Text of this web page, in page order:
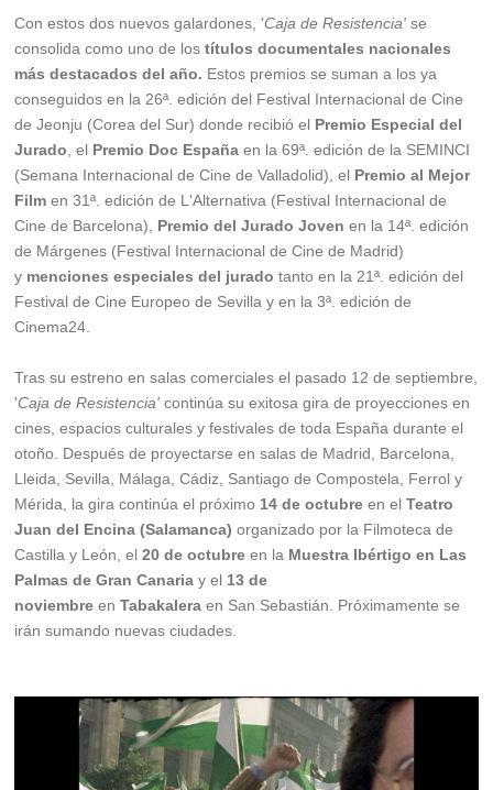
Con estos dos nuevos galardones, 'Caja de Resistencia' se
consolida como uno de lostítulos documentales nacionales
más destacados del año. Estos premios se suman a los ya
conseguidos en la 26ª. edición del Festival Internacional de Cine
de Jeonju (Corea del Sur) donde recibió el Premio Especial del
Jurado , el Premio Doc España en la 69ª. edición de la SEMINCI
(Semana Internacional de Cine de Valladolid), el Premio al Mejor
Film en 31ª. edición de L'Alternativa (Festival Internacional de
Cine de Barcelona), Premio del Jurado Jovenen la 14ª. edición
de Márgenes (Festival Internacional de Cine de Madrid)
y menciones especiales del jurado tanto en la 21ª. edición del
Festival de Cine Europeo de Sevilla y en la 3ª. edición de
Cinema24.
Tras su estreno en salas comerciales el pasado 12 de septiembre,
'Caja de Resistencia' continúa su exitosa gira de proyecciones en
cines, espacios culturales y festivales de toda España durante el
otoño. Después de proyectarse en salas de Madrid, Barcelona,
Lleida, Sevilla, Málaga, Cádiz, Santiago de Compostela, Ferrol y
Mérida, la gira continúa el próximo 14 de octubre en elTeatro
Juan del Encina (Salamanca)organizado por la Filmoteca de
Castilla y León, el20 de octubre en la Muestra Ibértigo en Las
Palmas de Gran Canaria y el 13 de
noviembreenTabakaleraen San Sebastián. Próximamente se
irán sumando nuevas ciudades.